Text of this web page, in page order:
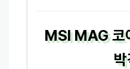
MSI MAG